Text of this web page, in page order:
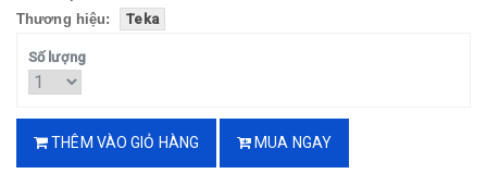
Thương hiệu:
Teka
Số lượng
THÊM VÀO GIỎ HÀNG MUA NGAY